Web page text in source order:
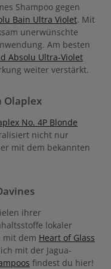
Shampoo gegen
Bain Ultra Violet. Mit
unerwünschte
Am besten
Absolu Ultra-Violet
weiter verstärkt.
Olaplex
No. 4P Blonde
nicht nur
mit dem bekannten
ihrer
lokaler
mit dem Heart of Glass
mit der Jagua-
findest du hier!